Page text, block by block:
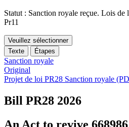
Statut : Sanction royale reçue. Lois de
Pr11
Veuillez sélectionner
Texte
Étapes
Sanction royale
Original
Projet de loi PR28 Sanction royale
Bill PR28 2026